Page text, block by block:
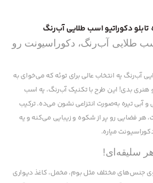
تابلو دکوراتیو اسب طلایی آب‌رنگ
اسب طلایی آب‌رنگ، دکوراسیونت رو
آب‌رنگ یه انتخاب عالی برای توئه که می‌خوای به
بدی! این طرح با تکنیک آب‌رنگ، یه اسب
و آبی تیره به‌صورت انتزاعی نشون می‌ده. ترکیب
فضایی رو پر از شکوه و زیبایی می‌کنه و یه
میاره.
سلیقه‌ای!
جنس‌های مختلف مثل بوم، مخمل، کاغذ دیواری